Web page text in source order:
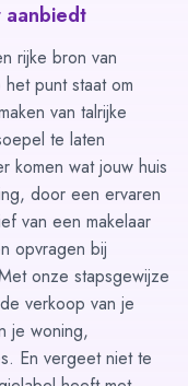
aanbiedt
rijke bron van
punt staat om
van talrijke
te laten
komen wat jouw huis
door een ervaren
van een makelaar
opvragen bij
onze stapsgewijze
verkoop van je
je woning,
En vergeet niet te